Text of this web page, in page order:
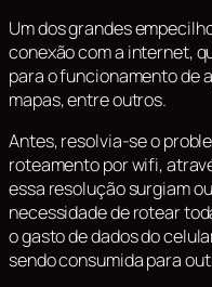
Um dos grandes
conexão com a internet,
para o funcionamento de
mapas, entre outros.
Antes, resolvia-se o
roteamento por wifi,
essa resolução surgiam
necessidade de rotear
o gasto de dados do
sendo consumida para